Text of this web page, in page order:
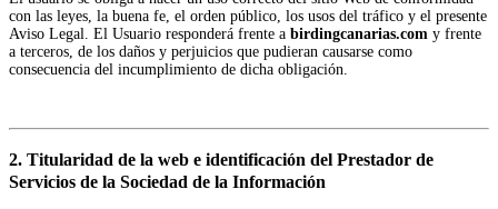
con las leyes, la buena fe, el orden público, los usos del tráfico y el presente
Aviso Legal. El Usuario responderá frente a birdingcanarias.com y frente
a terceros, de los daños y perjuicios que pudieran causarse como
consecuencia del incumplimiento de dicha obligación.
2. Titularidad de la web e identificación del Prestador de
Servicios de la Sociedad de la Información